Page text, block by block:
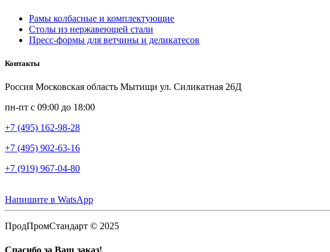
Рамы колбасные и комплектующие
Столы из нержавеющей стали
Пресс-формы для ветчины и деликатесов
Контакты
Россия Московская область Мытищи ул. Силикатная 26Д
пн-пт с 09:00 до 18:00
+7 (495) 162-98-28
+7 (495) 902-63-16
+7 (919) 967-04-80
Напишите в WatsApp
ПродПромСтандарт © 2025
Спасибо за Ваш заказ!